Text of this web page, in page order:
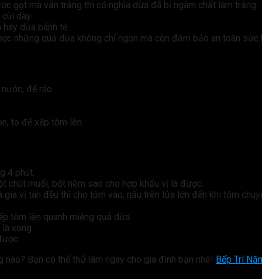
gọt mà vẫn trắng thì có nghĩa dừa đã bị ngâm chất làm trắng.
dày.
dừa bánh tẻ.
những quả dừa không chỉ ngon mà còn đảm bảo an toàn sức
để ráo.
to để xếp tôm lên.
4 phút.
chút muối, bột nêm sao cho hợp khẩu vị là được.
vị tan đều thì cho tôm vào, nấu trên lửa lớn đến khi tôm
tôm lên quanh miệng quả dừa.
xong.
Bạn có thể thử làm ngay cho gia đình bạn nhé! Bếp Trí